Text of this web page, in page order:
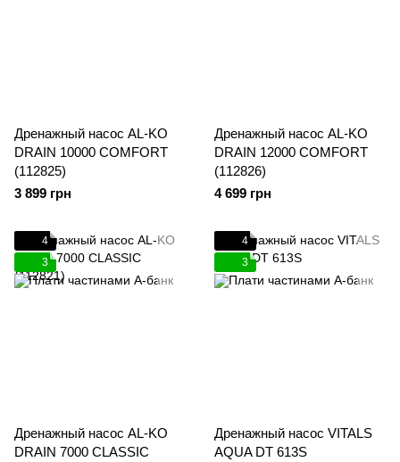
Дренажный насос AL-KO
DRAIN 10000 COMFORT
(112825)
3 899 грн
Дренажный насос AL-KO
DRAIN 12000 COMFORT
(112826)
4 699 грн
4
3
Дренажный насос AL-KO
DRAIN 7000 CLASSIС
4
3
Дренажный насос VITALS
AQUA DT 613S